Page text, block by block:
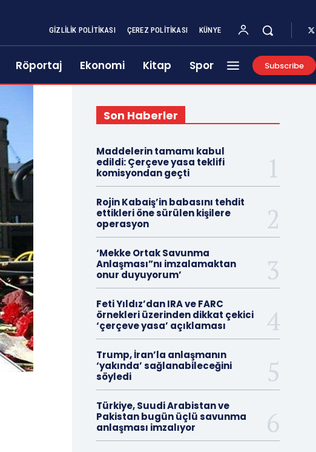
GIZLILIK POLITIKASI ÇEREZ POLITIKASI KÜNYE
Röportaj Ekonomi Kitap Spor Subscribe
Son Haberler
Maddelerin tamamı kabul
edildi: Çerçeve yasa teklifi
komisyondan geçti
Rojin Kabaiş’in babasını tehdit
ettikleri öne sürülen kişilere
operasyon
‘Mekke Ortak Savunma
Anlaşması”nı imzalamaktan
onur duyuyorum’
Feti Yıldız’dan IRA ve FARC
örnekleri üzerinden dikkat çekici
‘çerçeve yasa’ açıklaması
Trump, İran’la anlaşmanın
‘yakında’ sağlanabileceğini
söyledi
Türkiye, Suudi Arabistan ve
Pakistan bugün üçlü savunma
anlaşması imzalıyor